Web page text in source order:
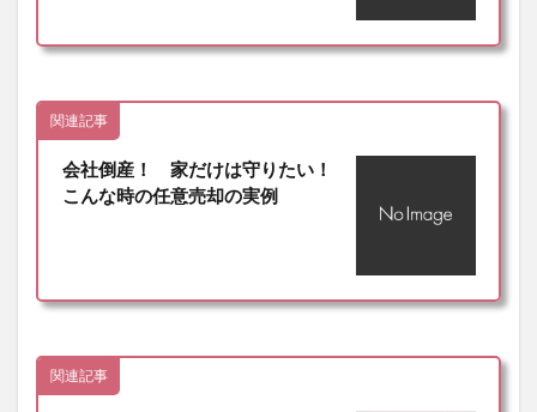
関連記事
会社倒産！ 家だけは守りたい！
こんな時の任意売却の実例
関連記事